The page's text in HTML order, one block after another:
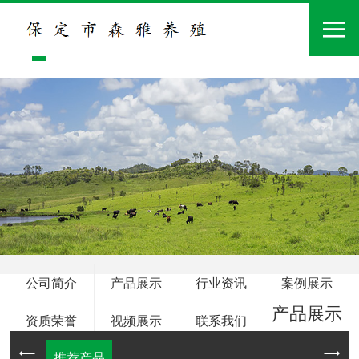
公司简介 产品展示 行业资讯 案例展示
资质荣誉 视频展示 联系我们 产品展示